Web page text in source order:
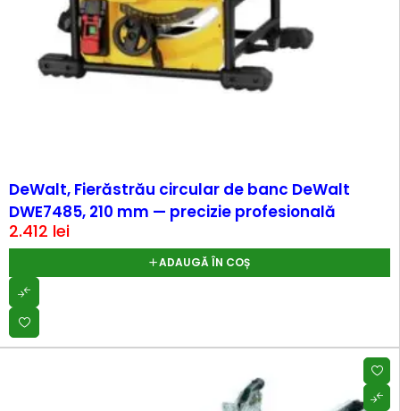
DeWalt, Fierăstrău circular de banc DeWalt
DWE7485, 210 mm — precizie profesională
2.412 lei
ADAUGĂ ÎN COȘ